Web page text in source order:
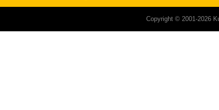
Copyright © 2001-2026